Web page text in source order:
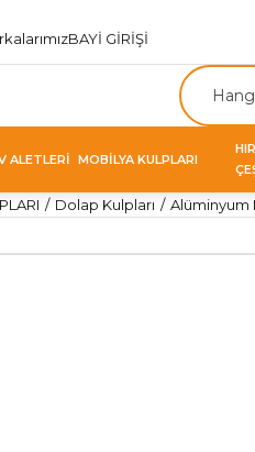
BAYİ GİRİŞİ
ALETLERİ MOBİLYA KULPLARI
Dolap Kulpları Alüminyum